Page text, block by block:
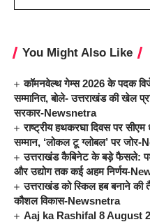
You Might Also Like
कॉमनवेल्थ गेम्स 2026 के पदक
सम्मानित, बोले- उत्तराखंड की खेल
सरकार-Newsnetra
राष्ट्रीय हथकरघा दिवस पर सीएम
सम्मान, ‘लोकल टू ग्लोबल’ पर
उत्तराखंड कैबिनेट के बड़े फैसले:
और उद्योग तक कई अहम निर्णय-
उत्तराखंड को स्किल हब बनाने की
कौशल विकास-Newsnetra
Aaj ka Rashifal 8 August